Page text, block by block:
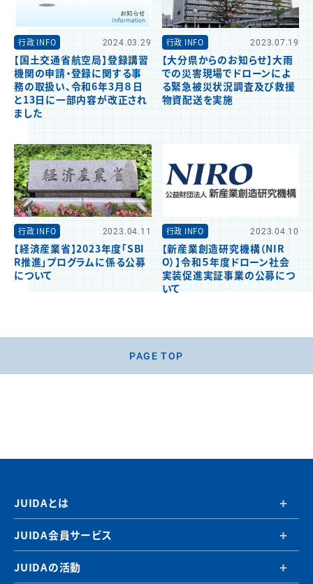
行政 INFO 2024.03.29
【国土交通省航空局】登録講習
機関の申請・登録に関する事
務の取扱い、令和6年3月８日
と13日に一部内容が改正され
ました
行政 INFO 2023.07.19
【大分県からのお知らせ】大雨
での災害現場でドローンによ
る緊急被災状況調査及び救援
物資配送を実施
行政 INFO 2023.04.11
【経済産業省】2023年度「SBI
R推進」プログラムに係る公募
について
行政 INFO 2023.04.10
【新産業創造研究機構（NIR
O）】令和５年度ドローン社会
実装促進実証事業の公募につ
いて
PAGE TOP
JUIDAとは
JUIDA会員サービス
JUIDAの活動